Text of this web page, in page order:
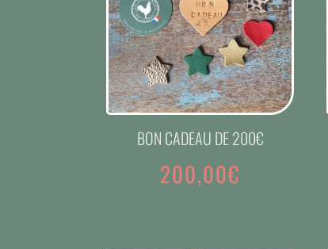
BON CADEAU DE 200€
200,00€